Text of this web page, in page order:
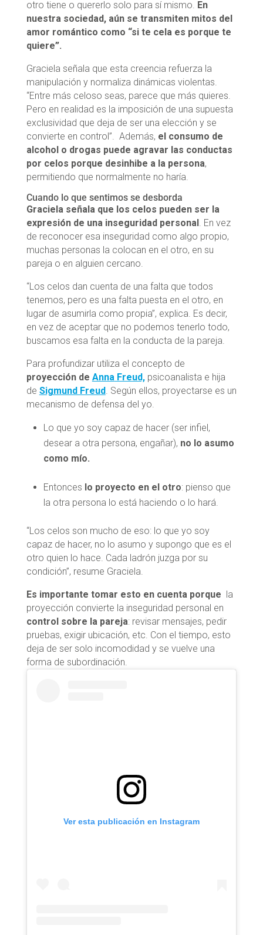
otro tiene o quererlo solo para sí mismo. En
nuestra sociedad, aún se transmiten mitos del
amor romántico como “si te cela es porque te
quiere”.
Graciela señala que esta creencia refuerza la
manipulación y normaliza dinámicas violentas.
“Entre más celoso seas, parece que más quieres.
Pero en realidad es la imposición de una supuesta
exclusividad que deja de ser una elección y se
convierte en control”. Además, el consumo de
alcohol o drogas puede agravar las conductas
por celos porque desinhibe a la persona,
permitiendo que normalmente no haría.
Cuando lo que sentimos se desborda
Graciela señala que los celos pueden ser la
expresión de una inseguridad personal. En vez
de reconocer esa inseguridad como algo propio,
muchas personas la colocan en el otro, en su
pareja o en alguien cercano.
“Los celos dan cuenta de una falta que todos
tenemos, pero es una falta puesta en el otro, en
lugar de asumirla como propia”, explica. Es decir,
en vez de aceptar que no podemos tenerlo todo,
buscamos esa falta en la conducta de la pareja.
Para profundizar utiliza el concepto de
proyección de AnnaFreud,psicoanalista e hija
de Sigmund Freud. Según ellos, proyectarse es un
mecanismo de defensa del yo.
Lo que yo soy capaz de hacer (ser infiel,
desear a otra persona, engañar), no lo asumo
como mío.
Entonces lo proyecto en el otro: pienso que
la otra persona lo está haciendo o lo hará.
“Los celos son mucho de eso: lo que yo soy
capaz de hacer, no lo asumo y supongo que es el
otro quien lo hace. Cada ladrón juzga por su
condición”, resume Graciela.
Es importante tomar esto en cuenta porque la
proyección convierte la inseguridad personal en
control sobre la pareja: revisar mensajes, pedir
pruebas, exigir ubicación, etc. Con el tiempo, esto
deja de ser solo incomodidad y se vuelve una
forma de subordinación.
Ver esta publicación en Instagram